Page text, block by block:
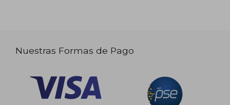
Nuestras Formas de Pago